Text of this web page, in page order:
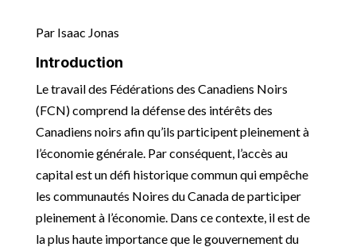
Par Isaac Jonas
Introduction
Le travail des Fédérations des Canadiens Noirs
(FCN) comprend la défense des intérêts des
Canadiens noirs afin qu’ils participent pleinement à
l’économie générale. Par conséquent, l’accès au
capital est un défi historique commun qui empêche
les communautés Noires du Canada de participer
pleinement à l’économie. Dans ce contexte, il est de
la plus haute importance que le gouvernement du